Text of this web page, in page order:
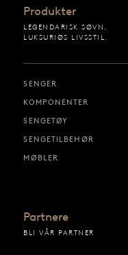
Produkter
LEGENDARISK SØVN.
LUKSURIØS LIVSSTIL.
SENGER
KOMPONENTER
SENGETØY
SENGETILBEHØR
MØBLER
Partnere
BLI VÅR PARTNER